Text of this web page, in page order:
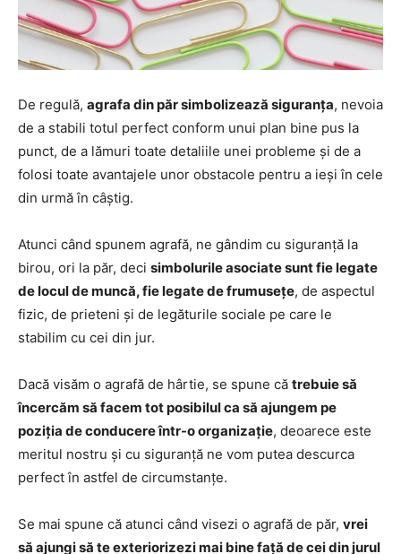
De regulă, agrafa din păr simbolizează siguranța, nevoia
de a stabili totul perfect conform unui plan bine pus la
punct, de a lămuri toate detaliile unei probleme și de a
folosi toate avantajele unor obstacole pentru a ieși în cele
din urmă în câștig.
Atunci când spunem agrafă, ne gândim cu siguranță la
birou, ori la păr, deci simbolurile asociate sunt fie legate
de locul de muncă, fie legate de frumusețe, de aspectul
fizic, de prieteni și de legăturile sociale pe care le
stabilim cu cei din jur.
Dacă visăm o agrafă de hârtie, se spune că trebuie să
încercăm să facem tot posibilul ca să ajungem pe
poziția de conducere într-o organizație, deoarece este
meritul nostru și cu siguranță ne vom putea descurca
perfect în astfel de circumstanțe.
Se mai spune că atunci când visezi o agrafă de păr, vrei
să ajungi să te exteriorizezi mai bine față de cei din jurul